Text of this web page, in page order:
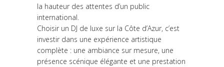
la hauteur des attentes d’un public
international.
Choisir un DJ de luxe sur la Côte d’Azur, c’est
investir dans une expérience artistique
complète : une ambiance sur mesure, une
présence scénique élégante et une prestation